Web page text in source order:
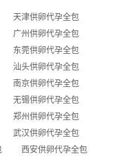
天津供卵代孕全包
广州供卵代孕全包
东莞供卵代孕全包
汕头供卵代孕全包
南京供卵代孕全包
无锡供卵代孕全包
郑州供卵代孕全包
武汉供卵代孕全包
西安供卵代孕全包